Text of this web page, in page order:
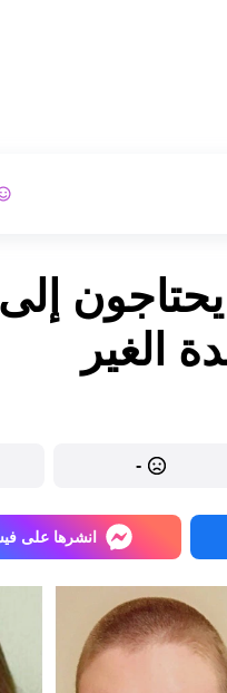
يحتاجون
الغير
-
انشرها على